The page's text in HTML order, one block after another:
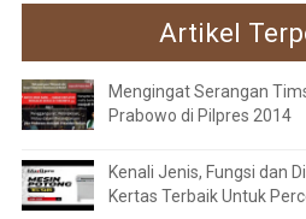
Artikel
Mengingat Serangan
Prabowo di Pilpres 2014
Kenali Jenis, Fungsi dan
Kertas Terbaik Untuk